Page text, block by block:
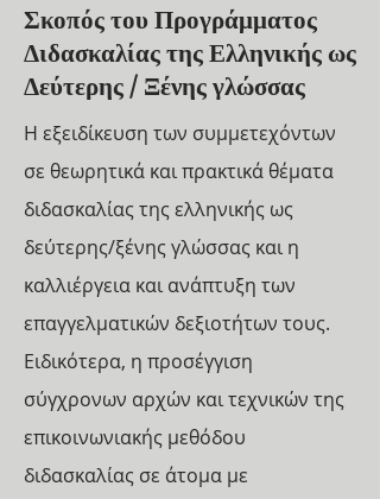
Σκοπός του Προγράμματος
Διδασκαλίας της Ελληνικής ως
Δεύτερης / Ξένης γλώσσας
Η εξειδίκευση των συμμετεχόντων
σε θεωρητικά και πρακτικά θέματα
διδασκαλίας της ελληνικής ως
δεύτερης/ξένης γλώσσας και η
καλλιέργεια και ανάπτυξη των
επαγγελματικών δεξιοτήτων τους.
Ειδικότερα, η προσέγγιση
σύγχρονων αρχών και τεχνικών της
επικοινωνιακής μεθόδου
διδασκαλίας σε άτομα με